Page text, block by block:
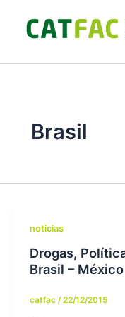
contenido
Brasil
noticias
Drogas,
Brasil – México
catfac /22/12/2015